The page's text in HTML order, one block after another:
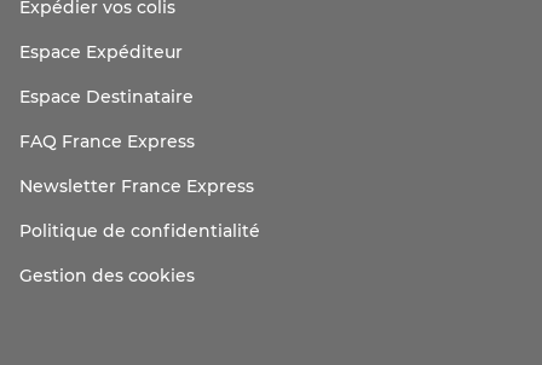
Expédier vos colis
Espace Expéditeur
Espace Destinataire
FAQ France Express
Newsletter France Express
Politique de confidentialité
Gestion des cookies